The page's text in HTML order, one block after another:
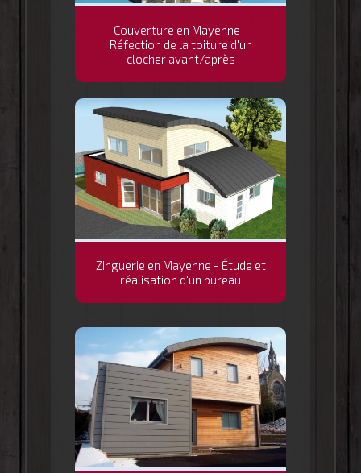
Couverture en Mayenne -
Réfection de la toiture d'un
clocher avant/après
Zinguerie en Mayenne - Étude et
réalisation d'un bureau